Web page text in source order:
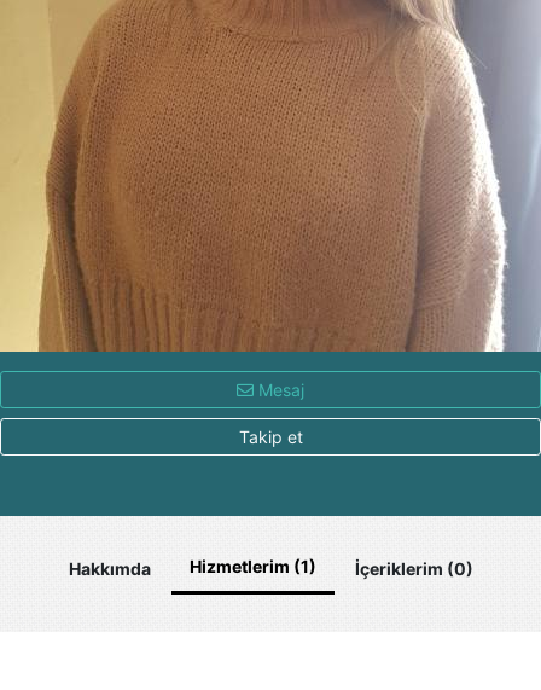
Mesaj
Takip et
Hakkımda Hizmetlerim (1) İçeriklerim (0)